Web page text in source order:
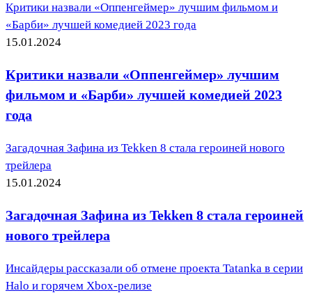
Критики назвали «Оппенгеймер» лучшим фильмом и
«Барби» лучшей комедией 2023 года
15.01.2024
Критики назвали «Оппенгеймер» лучшим
фильмом и «Барби» лучшей комедией 2023
года
Загадочная Зафина из Tekken 8 стала героиней нового
трейлера
15.01.2024
Загадочная Зафина из Tekken 8 стала героиней
нового трейлера
Инсайдеры рассказали об отмене проекта Tatanka в серии
Halo и горячем Xbox-релизе